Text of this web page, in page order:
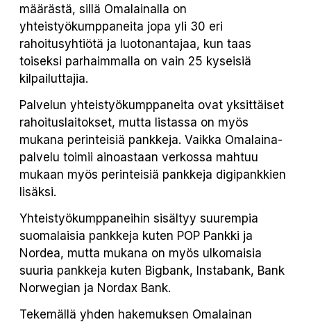
määrästä, sillä Omalainalla on
yhteistyökumppaneita jopa yli 30 eri
rahoitusyhtiötä ja luotonantajaa, kun taas
toiseksi parhaimmalla on vain 25 kyseisiä
kilpailuttajia.
Palvelun yhteistyökumppaneita ovat yksittäiset
rahoituslaitokset, mutta listassa on myös
mukana perinteisiä pankkeja. Vaikka Omalaina-
palvelu toimii ainoastaan verkossa mahtuu
mukaan myös perinteisiä pankkeja digipankkien
lisäksi.
Yhteistyökumppaneihin sisältyy suurempia
suomalaisia pankkeja kuten POP Pankki ja
Nordea, mutta mukana on myös ulkomaisia
suuria pankkeja kuten Bigbank, Instabank, Bank
Norwegian ja Nordax Bank.
Tekemällä yhden hakemuksen Omalainan